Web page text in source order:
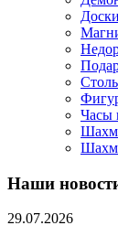
Часы
Наши
29.07.2026